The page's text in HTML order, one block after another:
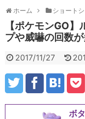
ホーム ショート
【ポケモンGO
プや威嚇の回数
2017/11/27
ボ